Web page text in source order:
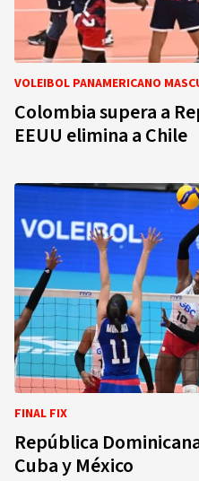
VOLEIBOL PANAMERICANO
Colombia supera a
EEUU elimina a Chile
FINAL FIX
República
Cuba y México